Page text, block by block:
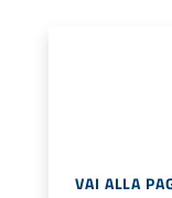
VAI ALLA